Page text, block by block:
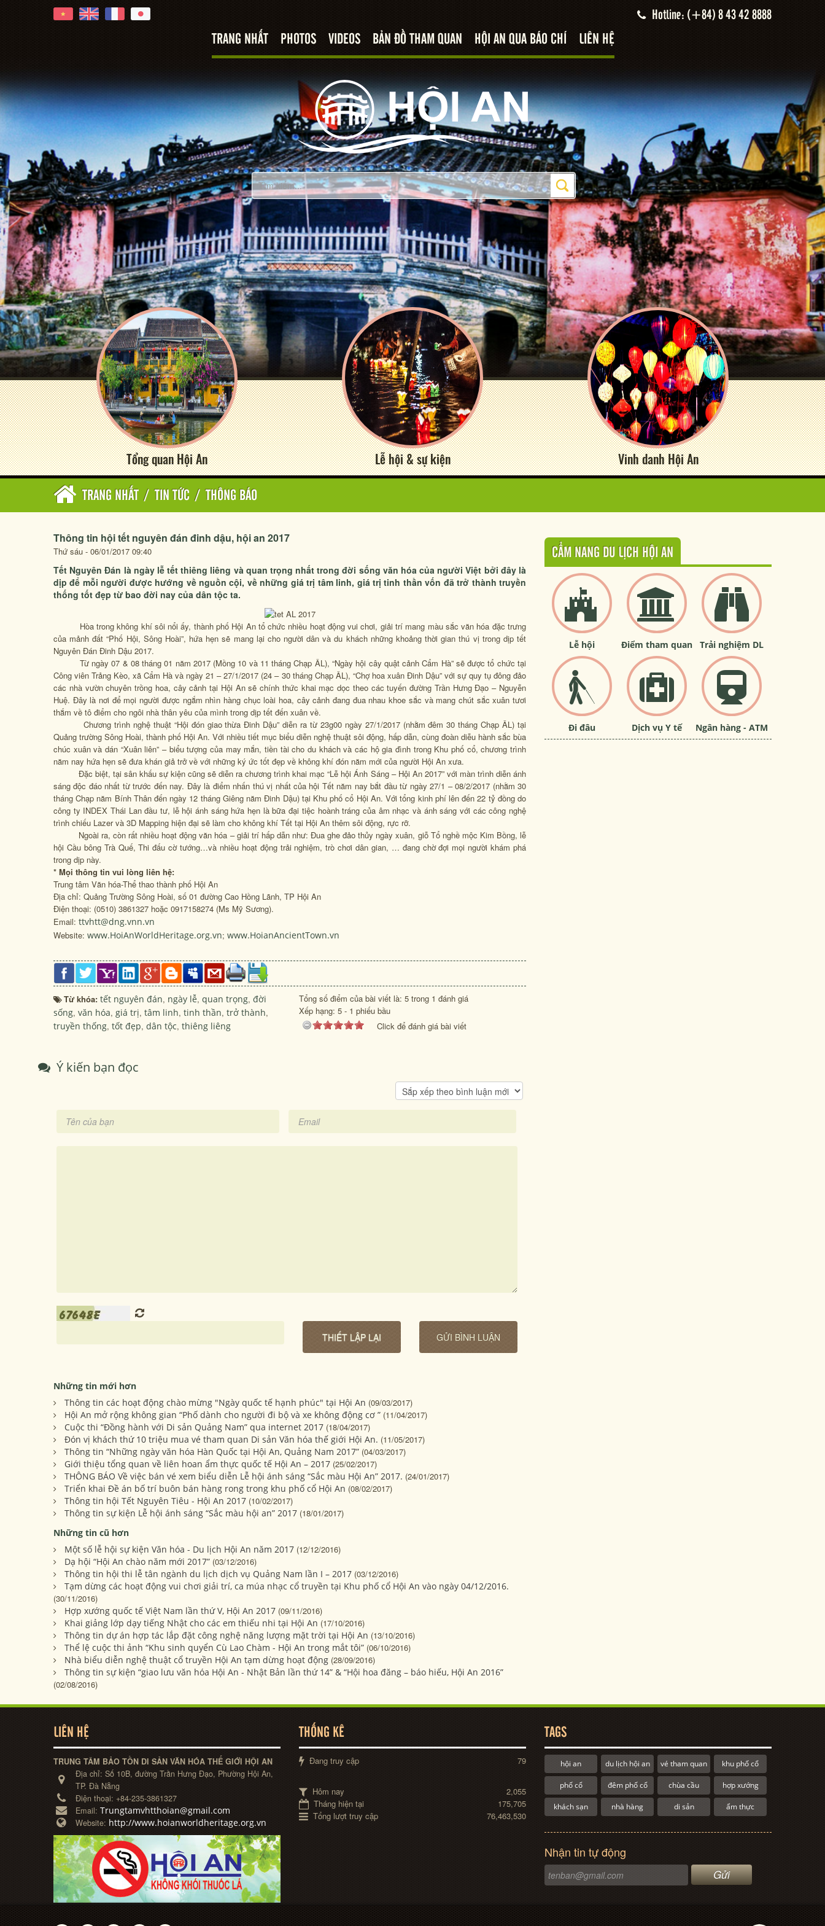
Hotline: (+84) 8 43 42 8888
TRANG NHẤT PHOTOS VIDEOS BẢN ĐỒ THAM QUAN HỘI AN QUA BÁO CHÍ LIÊN HỆ
Tổng quan Hội An Lễ hội & sự kiện Vinh danh Hội An
TRANG NHẤT / TIN TỨC / THÔNG BÁO
Thông tin hội tết nguyên đán đinh dậu, hội an 2017
Thứ sáu - 06/01/2017 09:40
Tết Nguyên Đán là ngày lễ tết thiêng liêng và quan trọng nhất trong đời sống văn hóa của người Việt bởi đây là
dịp để mỗi người được hướng về nguồn cội, về những giá trị tâm linh, giá trị tinh thần vốn đã trở thành truyền
thống tốt đẹp từ bao đời nay của dân tộc ta.
Hòa trong không khí sôi nổi ấy, thành phố Hội An tổ chức nhiều hoạt động vui chơi, giải trí mang màu sắc văn hóa đặc trưng
của mảnh đất “Phố Hội, Sông Hoài”, hứa hẹn sẽ mang lại cho người dân và du khách những khoảng thời gian thú vị trong dịp tết
Nguyên Đán Đinh Dậu 2017.
Từ ngày 07 & 08 tháng 01 năm 2017 (Mồng 10 và 11 tháng Chạp ÂL), “Ngày hội cây quật cảnh Cẩm Hà” sẽ được tổ chức tại
Công viên Trảng Kèo, xã Cẩm Hà và ngày 21 – 27/1/2017 (24 – 30 tháng Chạp ÂL), “Chợ hoa xuân Đinh Dậu” với sự quy tụ đông đảo
các nhà vườn chuyên trồng hoa, cây cảnh tại Hội An sẽ chính thức khai mạc dọc theo các tuyến đường Trần Hưng Đạo – Nguyễn
Huệ. Đây là nơi để mọi người được ngắm nhìn hàng chục loài hoa, cây cảnh đang đua nhau khoe sắc và mang chút sắc xuân tươi
thắm về tô điểm cho ngôi nhà thân yêu của mình trong dịp tết đến xuân về.
Chương trình nghệ thuật “Hội đón giao thừa Đinh Dậu” diễn ra từ 23g00 ngày 27/1/2017 (nhằm đêm 30 tháng Chạp ÂL) tại
Quảng trường Sông Hoài, thành phố Hội An. Với nhiều tiết mục biểu diễn nghệ thuật sôi động, hấp dẫn, cùng đoàn diễu hành sắc bùa
chúc xuân và dán “Xuân liên” – biểu tượng của may mắn, tiền tài cho du khách và các hộ gia đình trong Khu phố cổ, chương trình
năm nay hứa hẹn sẽ đưa khán giả trở về với những ký ức tốt đẹp về không khí đón năm mới của người Hội An xưa.
Đặc biệt, tại sân khấu sự kiện cũng sẽ diễn ra chương trình khai mạc “Lễ hội Ánh Sáng – Hội An 2017” với màn trình diễn ánh
sáng độc đáo nhất từ trước đến nay. Đây là điểm nhấn thú vị nhất của hội Tết năm nay bắt đầu từ ngày 27/1 – 08/2/2017 (nhằm 30
tháng Chạp năm Bính Thân đến ngày 12 tháng Giêng năm Đinh Dậu) tại Khu phố cổ Hội An. Với tổng kinh phí lên đến 22 tỷ đồng do
công ty INDEX Thái Lan đầu tư, lễ hội ánh sáng hứa hẹn là bữa đại tiệc hoành tráng của âm nhạc và ánh sáng với các công nghệ
trình chiếu Lazer và 3D Mapping hiện đại sẽ làm cho không khí Tết tại Hội An thêm sôi động, rực rỡ.
Ngoài ra, còn rất nhiều hoạt động văn hóa – giải trí hấp dẫn như: Đua ghe đảo thủy ngày xuân, giỗ Tổ nghề mộc Kim Bồng, lễ
hội Cầu bông Trà Quế, Thi đấu cờ tướng…và nhiều hoạt động trải nghiệm, trò chơi dân gian, … đang chờ đợi mọi người khám phá
trong dịp này.
* Mọi thông tin vui lòng liên hệ:
Trung tâm Văn hóa-Thể thao thành phố Hội An
Địa chỉ: Quảng Trường Sông Hoài, số 01 đường Cao Hồng Lãnh, TP Hội An
Điện thoại: (0510) 3861327 hoặc 0917158274 (Ms Mỹ Sương).
Email: ttvhtt@dng.vnn.vn
Website: www.HoiAnWorldHeritage.org.vn; www.HoianAncientTown.vn
Từ khóa: tết nguyên đán, ngày lễ, quan trọng, đời
sống, văn hóa, giá trị, tâm linh, tinh thần, trở thành,
truyền thống, tốt đẹp, dân tộc, thiêng liêng
Tổng số điểm của bài viết là: 5 trong 1 đánh giá
Xếp hạng: 5 - 1 phiếu bầu
Click để đánh giá bài viết
Ý kiến bạn đọc
Những tin mới hơn
Thông tin các hoạt động chào mừng "Ngày quốc tế hạnh phúc" tại Hội An (09/03/2017)
Hội An mở rộng không gian “Phố dành cho người đi bộ và xe không động cơ ” (11/04/2017)
Cuộc thi “Đồng hành với Di sản Quảng Nam” qua internet 2017 (18/04/2017)
Đón vị khách thứ 10 triệu mua vé tham quan Di sản Văn hóa thế giới Hội An. (11/05/2017)
Thông tin “Những ngày văn hóa Hàn Quốc tại Hội An, Quảng Nam 2017” (04/03/2017)
Giới thiệu tổng quan về liên hoan ẩm thực quốc tế Hội An – 2017 (25/02/2017)
THÔNG BÁO Về việc bán vé xem biểu diễn Lễ hội ánh sáng “Sắc màu Hội An” 2017. (24/01/2017)
Triển khai Đề án bố trí buôn bán hàng rong trong khu phố cổ Hội An (08/02/2017)
Thông tin hội Tết Nguyên Tiêu - Hội An 2017 (10/02/2017)
Thông tin sự kiện Lễ hội ánh sáng “Sắc màu hội an” 2017 (18/01/2017)
Những tin cũ hơn
Một số lễ hội sự kiện Văn hóa - Du lịch Hội An năm 2017 (12/12/2016)
Dạ hội “Hội An chào năm mới 2017” (03/12/2016)
Thông tin hội thi lễ tân ngành du lịch dịch vụ Quảng Nam lần I – 2017 (03/12/2016)
Tạm dừng các hoạt động vui chơi giải trí, ca múa nhạc cổ truyền tại Khu phố cổ Hội An vào ngày 04/12/2016.
(30/11/2016)
Hợp xướng quốc tế Việt Nam lần thứ V, Hội An 2017 (09/11/2016)
Khai giảng lớp dạy tiếng Nhật cho các em thiếu nhi tại Hội An (17/10/2016)
Thông tin dự án hợp tác lắp đặt công nghệ năng lượng mặt trời tại Hội An (13/10/2016)
Thể lệ cuộc thi ảnh “Khu sinh quyển Cù Lao Chàm - Hội An trong mắt tôi” (06/10/2016)
Nhà biểu diễn nghệ thuật cổ truyền Hội An tạm dừng hoạt động (28/09/2016)
Thông tin sự kiện “giao lưu văn hóa Hội An - Nhật Bản lần thứ 14” & “Hội hoa đăng – báo hiếu, Hội An 2016”
(02/08/2016)
CẨM NANG DU LỊCH HỘI AN
Lễ hội Điểm tham quan Trải nghiệm DL
Đi đâu Dịch vụ Y tế Ngân hàng - ATM
LIÊN HỆ
TRUNG TÂM BẢO TỒN DI SẢN VĂN HÓA THẾ GIỚI HỘI AN
Địa chỉ: Số 10B, đường Trần Hưng Đạo, Phường Hội An,
TP. Đà Nẵng
Điện thoại: +84-235-3861327
Email: Trungtamvhtthoian@gmail.com
Website: http://www.hoianworldheritage.org.vn
THỐNG KÊ
Đang truy cập 79
Hôm nay
2,055
Tháng hiện tại
175,705
Tổng lượt truy cập
76,463,530
TAGS
hội an du lịch hội an vé tham quan khu phố cổ
phố cổ đêm phố cổ chùa cầu hợp xướng
khách sạn nhà hàng di sản ẩm thực
Nhận tin tự động